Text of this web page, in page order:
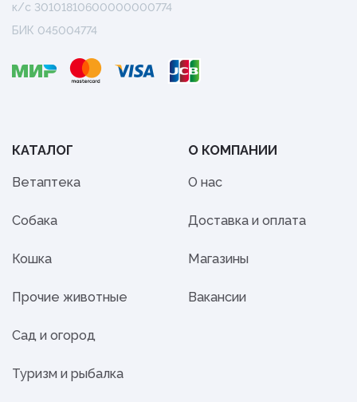
к/с 30101810600000000774
БИК 045004774
КАТАЛОГ
Ветаптека
Собака
Кошка
Прочие животные
Сад и огород
Туризм и рыбалка
О КОМПАНИИ
О нас
Доставка и оплата
Магазины
Вакансии